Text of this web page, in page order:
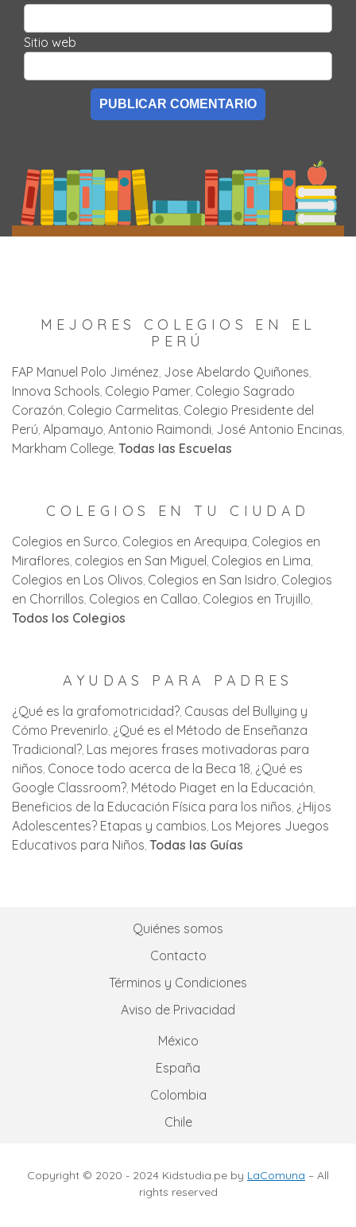
Sitio web
MEJORES COLEGIOS EN EL
PERÚ
FAP Manuel Polo Jiménez Jose Abelardo Quiñones
Innova Schools Colegio Pamer Colegio Sagrado
Corazón Colegio Carmelitas Colegio Presidente del
Perú Alpamayo Antonio Raimondi José Antonio Encinas
Markham College Todas las Escuelas
COLEGIOS EN TU CIUDAD
Colegios en Surco Colegios en Arequipa Colegios en
Miraflores colegios en San Miguel Colegios en Lima
Colegios en Los Olivos Colegios en San Isidro Colegios
en Chorrillos Colegios en Callao Colegios en Trujillo
Todos los Colegios
AYUDAS PARA PADRES
¿Qué es la grafomotricidad? Causas del Bullying y
Cómo Prevenirlo ¿Qué es el Método de Enseñanza
Tradicional? Las mejores frases motivadoras para
niños Conoce todo acerca de la Beca 18 ¿Qué es
Google Classroom? Método Piaget en la Educación
Beneficios de la Educación Física para los niños ¿Hijos
Adolescentes? Etapas y cambios Los Mejores Juegos
Educativos para Niños Todas las Guías
Quiénes somos
Contacto
Términos y Condiciones
Aviso de Privacidad
México
España
Colombia
Chile
Copyright © 2020 - 2024 Kidstudia.pe by LaComuna – All
rights reserved